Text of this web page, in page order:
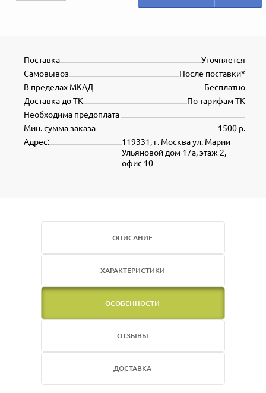
Уточняется
Поставка
После поставки*
Самовывоз
Бесплатно
В пределах МКАД
По тарифам ТК
Доставка до ТК
Необходима предоплата
1500 р.
Мин. сумма заказа
119331, г. Москва ул. Марии
Ульяновой дом 17а, этаж 2,
офис 10
Адрес:
ОПИСАНИЕ
ХАРАКТЕРИСТИКИ
ОСОБЕННОСТИ
ОТЗЫВЫ
ДОСТАВКА